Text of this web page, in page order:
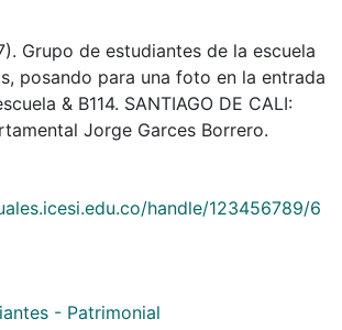
Grupo de estudiantes de la escuela
posando para una foto en la entrada
& B114. SANTIAGO DE CALI:
Jorge Garces Borrero.
handle/123456789/6
- Patrimonial